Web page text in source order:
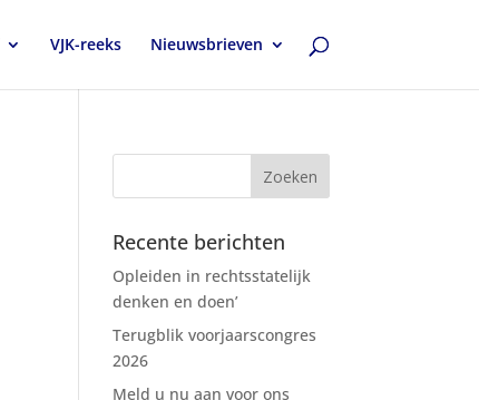
VJK-reeks Nieuwsbrieven
Recente berichten
Opleiden in rechtsstatelijk
denken en doen’
Terugblik voorjaarscongres
2026
Meld u nu aan voor ons